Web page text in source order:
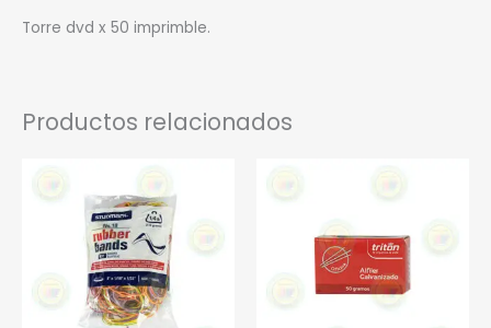
Torre dvd x 50 imprimble.
Productos relacionados